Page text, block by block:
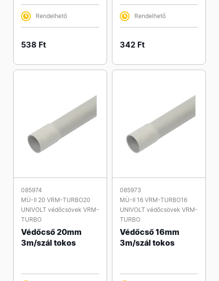
Rendelhető
538 Ft
Rendelhető
342 Ft
085974
MÜ-II 20 VRM-TURBO20
UNIVOLT védőcsövek VRM-
TURBO
Védőcső 20mm
3m/szál tokos
085973
MÜ-II 16 VRM-TURBO16
UNIVOLT védőcsövek VRM-
TURBO
Védőcső 16mm
3m/szál tokos